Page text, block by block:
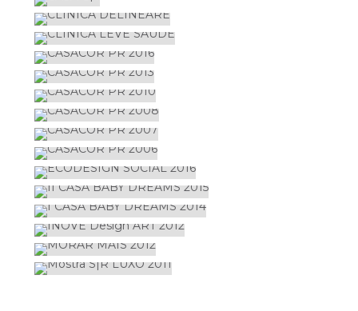
CORPORATIVOS
MOSTRAS
CASACOR PR 2013
CASACOR PR 2010
CASACOR PR 2008
MOSTRAS
CASACOR PR 2007
MOSTRAS
CASACOR PR 2006
MOSTRAS
ECODESIGN SOCIAL 2016
MOSTRAS
II CASA BABY DREAMS 2015
MOSTRAS
I CASA BABY DREAMS 2014
MOSTRAS
INOVE DESIGN ART 2012
MOSTRAS
MORAR MAIS 2012
MOSTRAS
MOSTRA S|R LUXO 2011
MOSTRAS